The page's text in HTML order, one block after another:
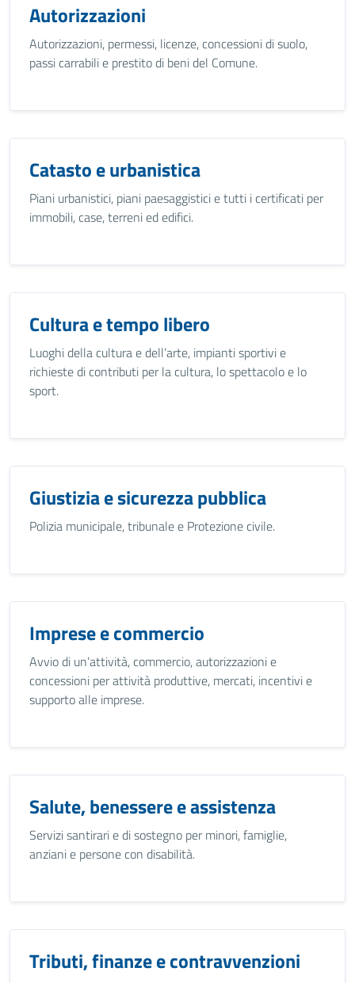
Autorizzazioni
Autorizzazioni, permessi, licenze, concessioni di suolo,
passi carrabili e prestito di beni del Comune.
Catasto e urbanistica
Piani urbanistici, piani paesaggistici e tutti i certificati per
immobili, case, terreni ed edifici.
Cultura e tempo libero
Luoghi della cultura e dell’arte, impianti sportivi e
richieste di contributi per la cultura, lo spettacolo e lo
sport.
Giustizia e sicurezza pubblica
Polizia municipale, tribunale e Protezione civile.
Imprese e commercio
Avvio di un’attività, commercio, autorizzazioni e
concessioni per attività produttive, mercati, incentivi e
supporto alle imprese.
Salute, benessere e assistenza
Servizi santirari e di sostegno per minori, famiglie,
anziani e persone con disabilità.
Tributi, finanze e contravvenzioni